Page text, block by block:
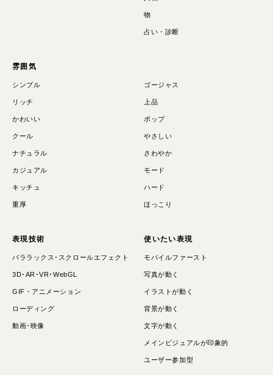
物
占い・診断
雰囲気
シンプル ゴージャス
リッチ 上品
かわいい ポップ
クール やさしい
ナチュラル さわやか
カジュアル モード
キッチュ ハード
重厚 ほっこり
表現技術
パララックス･スクロールエフェクト
3D･AR･VR･WebGL
GIF・アニメーション
ローディング
動画･映像
使いたい表現
モバイルファースト
写真が動く
イラストが動く
背景が動く
文字が動く
メインビジュアルが印象的
ユーザー参加型